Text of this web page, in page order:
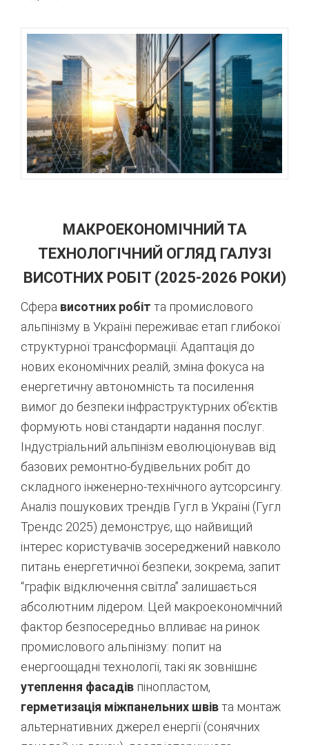
МАКРОЕКОНОМІЧНИЙ ТА
ТЕХНОЛОГІЧНИЙ ОГЛЯД ГАЛУЗІ
ВИСОТНИХ РОБІТ (2025-2026 РОКИ)
Сфера висотних робіт та промислового
альпінізму в Україні переживає етап глибокої
структурної трансформації. Адаптація до
нових економічних реалій, зміна фокуса на
енергетичну автономність та посилення
вимог до безпеки інфраструктурних об’єктів
формують нові стандарти надання послуг.
Індустріальний альпінізм еволюціонував від
базових ремонтно-будівельних робіт до
складного інженерно-технічного аутсорсингу.
Аналіз пошукових трендів Гугл в Україні (Гугл
Трендс 2025) демонструє, що найвищий
інтерес користувачів зосереджений навколо
питань енергетичної безпеки, зокрема, запит
“графік відключення світла” залишається
абсолютним лідером. Цей макроекономічний
фактор безпосередньо впливає на ринок
промислового альпінізму: попит на
енергоощадні технології, такі як зовнішнє
утеплення фасадів пінопластом,
герметизація міжпанельних швівта монтаж
альтернативних джерел енергії (сонячних